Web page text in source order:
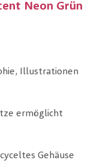
Neon Grün
Illustrationen
ermöglicht
Gehäuse